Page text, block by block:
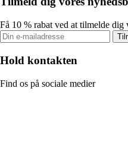
Få 10 % rabat ved at tilmelde dig
Hold kontakten
Find os på sociale medier